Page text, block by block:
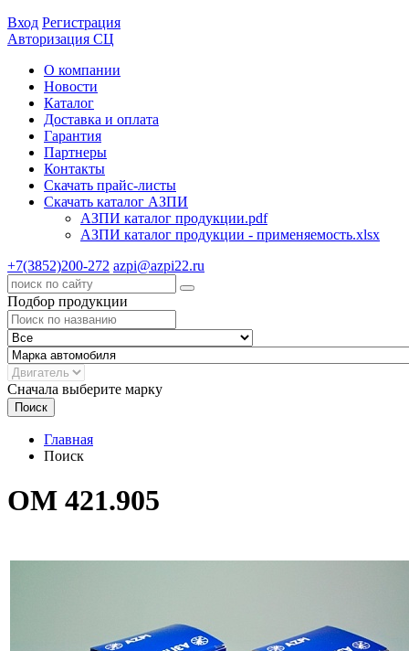
Вход Регистрация
Авторизация СЦ
О компании
Новости
Каталог
Доставка и оплата
Гарантия
Партнеры
Контакты
Скачать прайс-листы
Скачать каталог АЗПИ
АЗПИ каталог продукции.pdf
АЗПИ каталог продукции - применяемость.xlsx
+7(3852)200-272 azpi@azpi22.ru
Подбор продукции
Сначала выберите марку
Поиск
Главная
Поиск
OM 421.905